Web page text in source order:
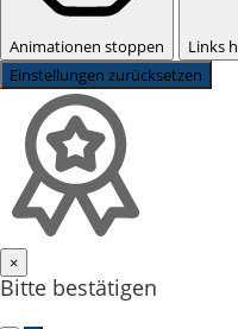
Animationen stoppen
Links
Einstellungen zurücksetzen
×
Bitte bestätigen